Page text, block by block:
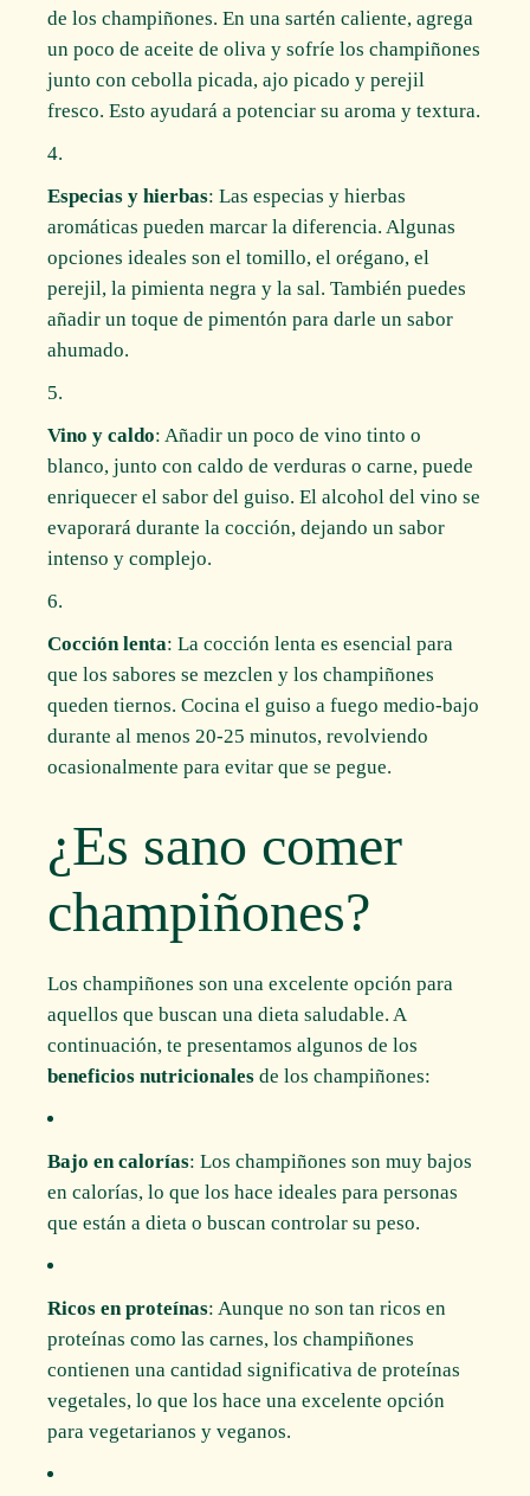
de los champiñones. En una sartén caliente, agrega
un poco de aceite de oliva y sofríe los champiñones
junto con cebolla picada, ajo picado y perejil
fresco. Esto ayudará a potenciar su aroma y textura.
Especias y hierbas: Las especias y hierbas
aromáticas pueden marcar la diferencia. Algunas
opciones ideales son el tomillo, el orégano, el
perejil, la pimienta negra y la sal. También puedes
añadir un toque de pimentón para darle un sabor
ahumado.
Vino y caldo: Añadir un poco de vino tinto o
blanco, junto con caldo de verduras o carne, puede
enriquecer el sabor del guiso. El alcohol del vino se
evaporará durante la cocción, dejando un sabor
intenso y complejo.
Cocción lenta: La cocción lenta es esencial para
que los sabores se mezclen y los champiñones
queden tiernos. Cocina el guiso a fuego medio-bajo
durante al menos 20-25 minutos, revolviendo
ocasionalmente para evitar que se pegue.
¿Es sano comer
champiñones?
Los champiñones son una excelente opción para
aquellos que buscan una dieta saludable. A
continuación, te presentamos algunos de los
beneficios nutricionales de los champiñones:
Bajo en calorías: Los champiñones son muy bajos
en calorías, lo que los hace ideales para personas
que están a dieta o buscan controlar su peso.
Ricos en proteínas: Aunque no son tan ricos en
proteínas como las carnes, los champiñones
contienen una cantidad significativa de proteínas
vegetales, lo que los hace una excelente opción
para vegetarianos y veganos.